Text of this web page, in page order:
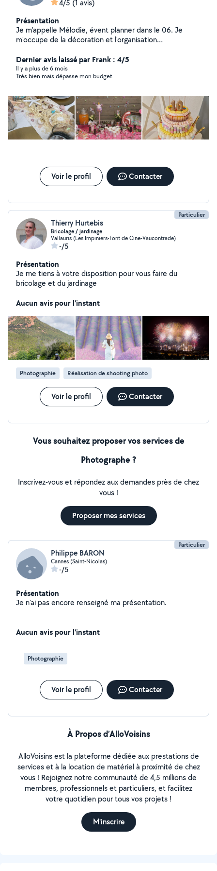
4/5 (1 avis)
Présentation
Je m'appelle Mélodie, évent planner dans le 06. Je
m'occupe de la décoration et l'organisation
reveal, EVJF etc. N'hésitez pas à me contacter. A très
vite
Dernier avis laissé par Frank : 4/5
Il y a plus de 6 mois
Très bien mais dépasse mon budget
Voir le profil Contacter
Particulier
Thierry Hurtebis
Bricolage / jardinage
Vallauris (Les Impiniers-Font de Cine-Vaucontrade)
-/5
Présentation
Je me tiens à votre disposition pour vous faire du
bricolage et du jardinage
Aucun avis pour l'instant
Photographie Réalisation de shooting photo
Voir le profil Contacter
Vous souhaitez proposer vos services de
Photographe ?
Inscrivez-vous et répondez aux demandes près de chez
vous !
Proposer mes services
Particulier
Philippe BARON
Cannes (Saint-Nicolas)
-/5
Présentation
Je n'ai pas encore renseigné ma présentation.
Aucun avis pour l'instant
Photographie
Voir le profil Contacter
À Propos d’AlloVoisins
AlloVoisins est la plateforme dédiée aux prestations de
services et à la location de matériel à proximité de chez
vous ! Rejoignez notre communauté de 4,5 millions de
membres, professionnels et particuliers, et facilitez
votre quotidien pour tous vos projets !
M'inscrire